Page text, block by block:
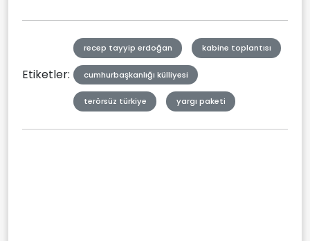
Etiketler:
recep tayyip erdoğan kabine toplantısı
cumhurbaşkanlığı külliyesi
terörsüz türkiye yargı paketi